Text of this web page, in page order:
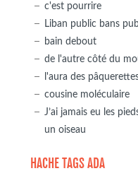
c'est pourrire
Liban public bans
bain debout
de l'autre côté du
l'aura des
cousine moléculaire
J’ai jamais eu les
un oiseau
HACHE TAGS ADA